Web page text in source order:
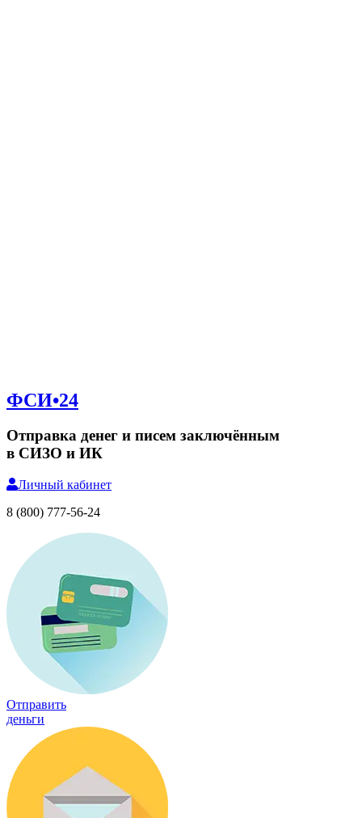
ФСИ•24
Отправка денег и писем заключённым
в СИЗО и ИК
Личный кабинет
8 (800) 777-56-24
Отправить
деньги